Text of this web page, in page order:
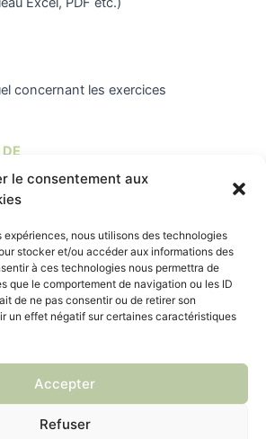
le consentement aux
expériences, nous utilisons des technologies
stocker et/ou accéder aux informations des
à ces technologies nous permettra de
que le comportement de navigation ou les ID
de ne pas consentir ou de retirer son
un effet négatif sur certaines caractéristiques
Accepter
Refuser
concernant les exercices
–
(AVEC